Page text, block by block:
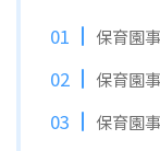
保育園
保育園
保育園